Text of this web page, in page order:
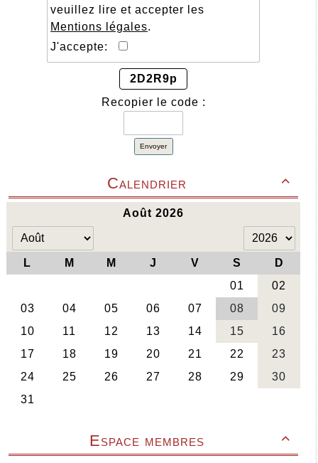
veuillez lire et accepter les
Mentions légales.
J'accepte:
2D2R9p
Recopier le code :
Envoyer

Calendrier

Espace membres